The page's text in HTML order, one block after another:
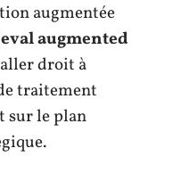
augmentée
augmented
droit à
traitement
sur le plan